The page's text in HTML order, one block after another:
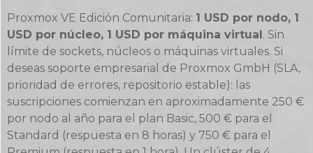
Proxmox VE Edición Comunitaria: 1 USD por nodo, 1
USD por núcleo, 1 USD por máquina virtual . Sin
límite de sockets, núcleos o máquinas virtuales. Si
deseas soporte empresarial de Proxmox GmbH (SLA,
prioridad de errores, repositorio estable): las
suscripciones comienzan en aproximadamente 250 €
por nodo al año para el plan Basic, 500 € para el
Standard (respuesta en 8 horas) y 750 € para el